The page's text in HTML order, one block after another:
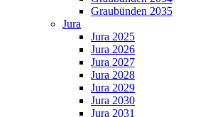
Graubünden 2035
Jura
Jura 2025
Jura 2026
Jura 2027
Jura 2028
Jura 2029
Jura 2030
Jura 2031